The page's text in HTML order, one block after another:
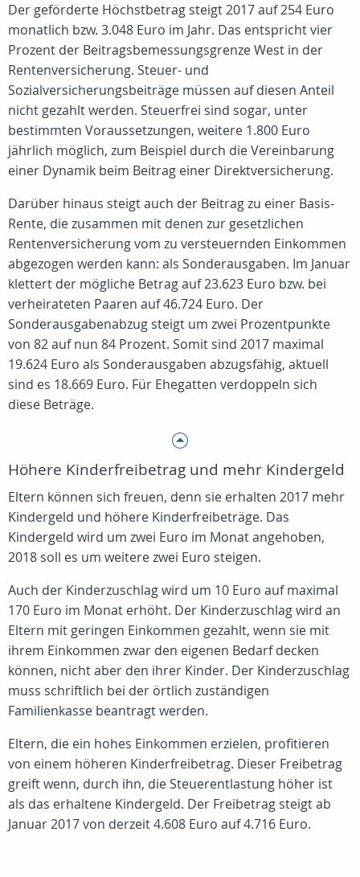
Der geförderte Höchstbetrag steigt 2017 auf 254 Euro
monatlich bzw. 3.048 Euro im Jahr. Das entspricht vier
Prozent der Beitragsbemessungsgrenze West in der
Rentenversicherung. Steuer- und
Sozialversicherungsbeiträge müssen auf diesen Anteil
nicht gezahlt werden. Steuerfrei sind sogar, unter
bestimmten Voraussetzungen, weitere 1.800 Euro
jährlich möglich, zum Beispiel durch die Vereinbarung
einer Dynamik beim Beitrag einer Direktversicherung.
Darüber hinaus steigt auch der Beitrag zu einer Basis-
Rente, die zusammen mit denen zur gesetzlichen
Rentenversicherung vom zu versteuernden Einkommen
abgezogen werden kann: als Sonderausgaben. Im Januar
klettert der mögliche Betrag auf 23.623 Euro bzw. bei
verheirateten Paaren auf 46.724 Euro. Der
Sonderausgabenabzug steigt um zwei Prozentpunkte
von 82 auf nun 84 Prozent. Somit sind 2017 maximal
19.624 Euro als Sonderausgaben abzugsfähig, aktuell
sind es 18.669 Euro. Für Ehegatten verdoppeln sich
diese Beträge.
Höhere Kinderfreibetrag und mehr Kindergeld
Eltern können sich freuen, denn sie erhalten 2017 mehr
Kindergeld und höhere Kinderfreibeträge. Das
Kindergeld wird um zwei Euro im Monat angehoben,
2018 soll es um weitere zwei Euro steigen.
Auch der Kinderzuschlag wird um 10 Euro auf maximal
170 Euro im Monat erhöht. Der Kinderzuschlag wird an
Eltern mit geringen Einkommen gezahlt, wenn sie mit
ihrem Einkommen zwar den eigenen Bedarf decken
können, nicht aber den ihrer Kinder. Der Kinderzuschlag
muss schriftlich bei der örtlich zuständigen
Familienkasse beantragt werden.
Eltern, die ein hohes Einkommen erzielen, profitieren
von einem höheren Kinderfreibetrag. Dieser Freibetrag
greift wenn, durch ihn, die Steuerentlastung höher ist
als das erhaltene Kindergeld. Der Freibetrag steigt ab
Januar 2017 von derzeit 4.608 Euro auf 4.716 Euro.